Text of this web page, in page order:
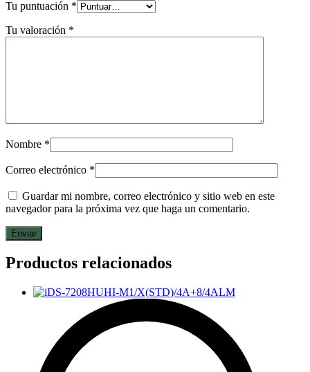
Tu puntuación *
Tu valoración *
Nombre *
Correo electrónico *
Guardar mi nombre, correo electrónico y sitio web en este
navegador para la próxima vez que haga un comentario.
Productos relacionados